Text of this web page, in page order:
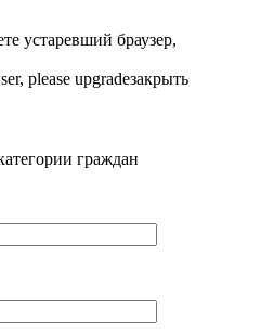
устаревший браузер,
please upgradeзакрыть
граждан